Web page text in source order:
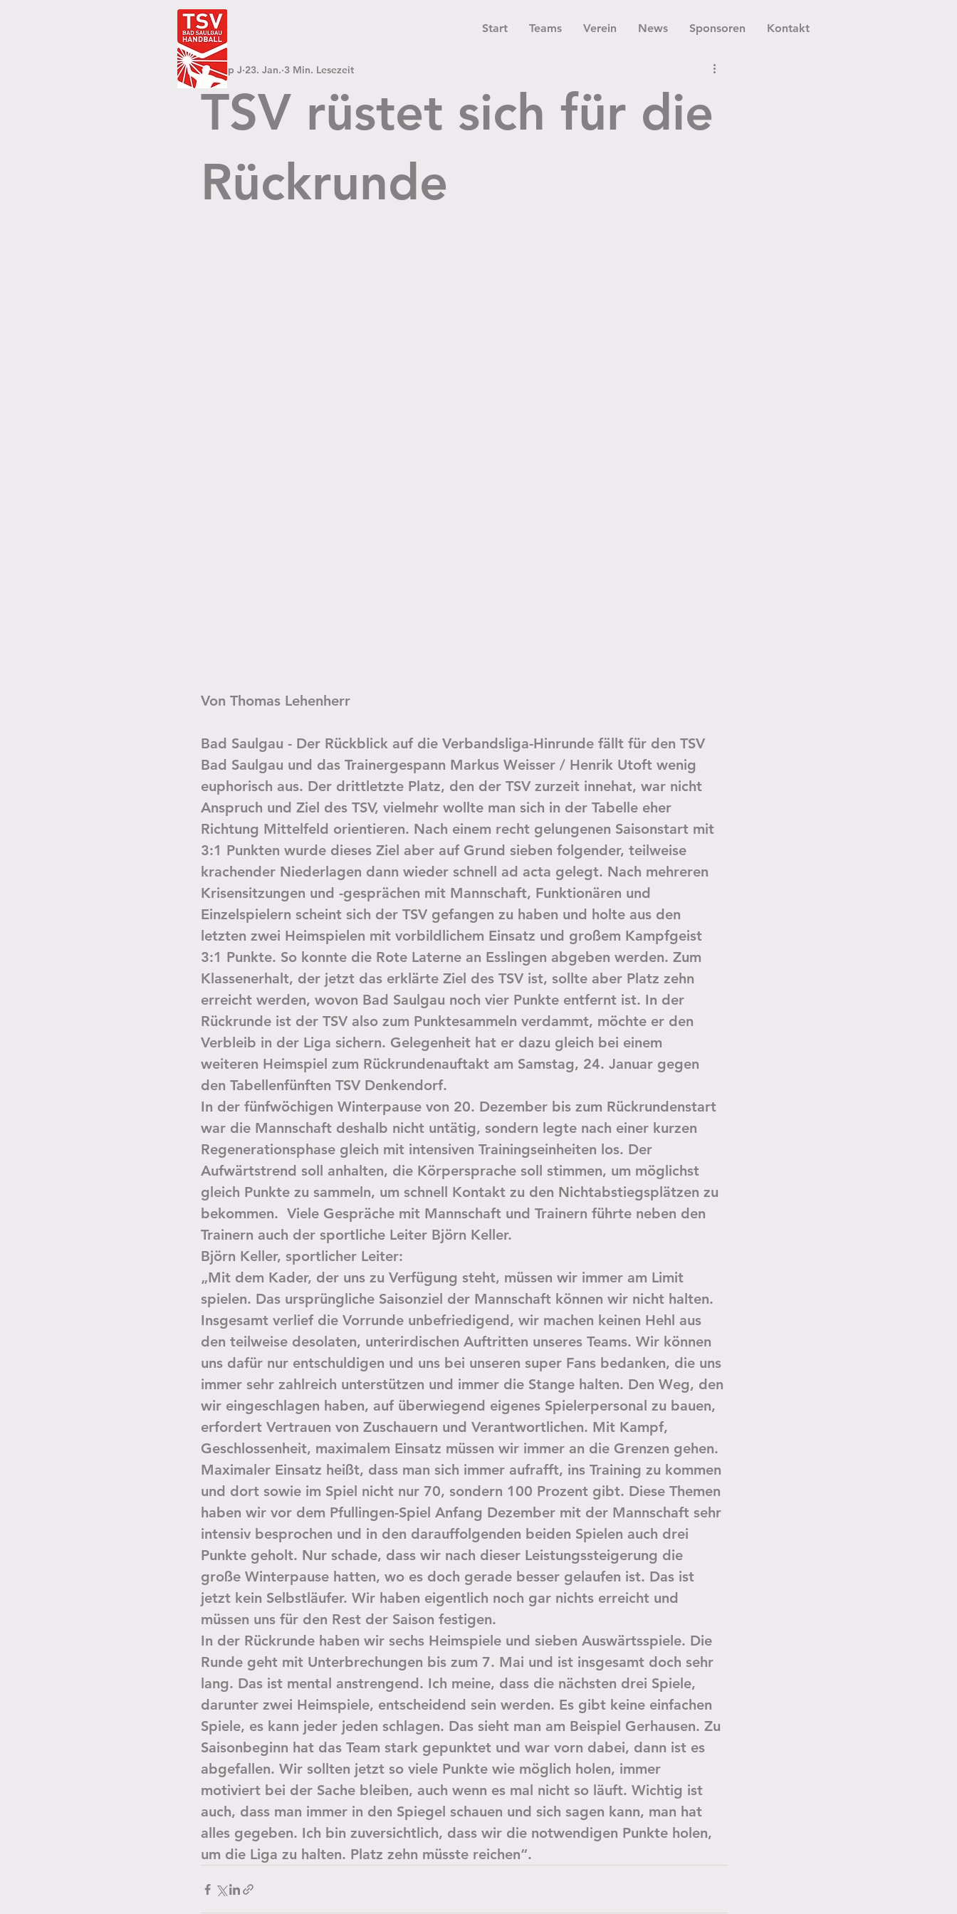
Start Teams Verein News Sponsoren Kontakt
TSV rüstet sich für die
Rückrunde
Philipp J 23. Jan. 3 Min. Lesezeit
Von Thomas Lehenherr
Bad Saulgau - Der Rückblick auf die Verbandsliga-Hinrunde fällt für den TSV
Bad Saulgau und das Trainergespann Markus Weisser / Henrik Utoft wenig
euphorisch aus. Der drittletzte Platz, den der TSV zurzeit innehat, war nicht
Anspruch und Ziel des TSV, vielmehr wollte man sich in der Tabelle eher
Richtung Mittelfeld orientieren. Nach einem recht gelungenen Saisonstart mit
3:1 Punkten wurde dieses Ziel aber auf Grund sieben folgender, teilweise
krachender Niederlagen dann wieder schnell ad acta gelegt. Nach mehreren
Krisensitzungen und -gesprächen mit Mannschaft, Funktionären und
Einzelspielern scheint sich der TSV gefangen zu haben und holte aus den
letzten zwei Heimspielen mit vorbildlichem Einsatz und großem Kampfgeist
3:1 Punkte. So konnte die Rote Laterne an Esslingen abgeben werden. Zum
Klassenerhalt, der jetzt das erklärte Ziel des TSV ist, sollte aber Platz zehn
erreicht werden, wovon Bad Saulgau noch vier Punkte entfernt ist. In der
Rückrunde ist der TSV also zum Punktesammeln verdammt, möchte er den
Verbleib in der Liga sichern. Gelegenheit hat er dazu gleich bei einem
weiteren Heimspiel zum Rückrundenauftakt am Samstag, 24. Januar gegen
den Tabellenfünften TSV Denkendorf.
In der fünfwöchigen Winterpause von 20. Dezember bis zum Rückrundenstart
war die Mannschaft deshalb nicht untätig, sondern legte nach einer kurzen
Regenerationsphase gleich mit intensiven Trainingseinheiten los. Der
Aufwärtstrend soll anhalten, die Körpersprache soll stimmen, um möglichst
gleich Punkte zu sammeln, um schnell Kontakt zu den Nichtabstiegsplätzen zu
bekommen.  Viele Gespräche mit Mannschaft und Trainern führte neben den
Trainern auch der sportliche Leiter Björn Keller.
Björn Keller, sportlicher Leiter:
„Mit dem Kader, der uns zu Verfügung steht, müssen wir immer am Limit
spielen. Das ursprüngliche Saisonziel der Mannschaft können wir nicht halten.
Insgesamt verlief die Vorrunde unbefriedigend, wir machen keinen Hehl aus
den teilweise desolaten, unterirdischen Auftritten unseres Teams. Wir können
uns dafür nur entschuldigen und uns bei unseren super Fans bedanken, die uns
immer sehr zahlreich unterstützen und immer die Stange halten. Den Weg, den
wir eingeschlagen haben, auf überwiegend eigenes Spielerpersonal zu bauen,
erfordert Vertrauen von Zuschauern und Verantwortlichen. Mit Kampf,
Geschlossenheit, maximalem Einsatz müssen wir immer an die Grenzen gehen.
Maximaler Einsatz heißt, dass man sich immer aufrafft, ins Training zu kommen
und dort sowie im Spiel nicht nur 70, sondern 100 Prozent gibt. Diese Themen
haben wir vor dem Pfullingen-Spiel Anfang Dezember mit der Mannschaft sehr
intensiv besprochen und in den darauffolgenden beiden Spielen auch drei
Punkte geholt. Nur schade, dass wir nach dieser Leistungssteigerung die
große Winterpause hatten, wo es doch gerade besser gelaufen ist. Das ist
jetzt kein Selbstläufer. Wir haben eigentlich noch gar nichts erreicht und
müssen uns für den Rest der Saison festigen.
In der Rückrunde haben wir sechs Heimspiele und sieben Auswärtsspiele. Die
Runde geht mit Unterbrechungen bis zum 7. Mai und ist insgesamt doch sehr
lang. Das ist mental anstrengend. Ich meine, dass die nächsten drei Spiele,
darunter zwei Heimspiele, entscheidend sein werden. Es gibt keine einfachen
Spiele, es kann jeder jeden schlagen. Das sieht man am Beispiel Gerhausen. Zu
Saisonbeginn hat das Team stark gepunktet und war vorn dabei, dann ist es
abgefallen. Wir sollten jetzt so viele Punkte wie möglich holen, immer
motiviert bei der Sache bleiben, auch wenn es mal nicht so läuft. Wichtig ist
auch, dass man immer in den Spiegel schauen und sich sagen kann, man hat
alles gegeben. Ich bin zuversichtlich, dass wir die notwendigen Punkte holen,
um die Liga zu halten. Platz zehn müsste reichen“.